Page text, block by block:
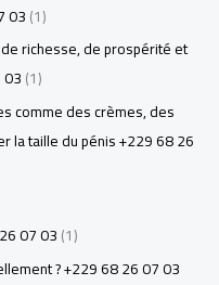
03(1)
richesse, de prospérité et
(1)
comme des crèmes, des
la taille du pénis +229 68 26
07 03(1)
? +229 68 26 07 03